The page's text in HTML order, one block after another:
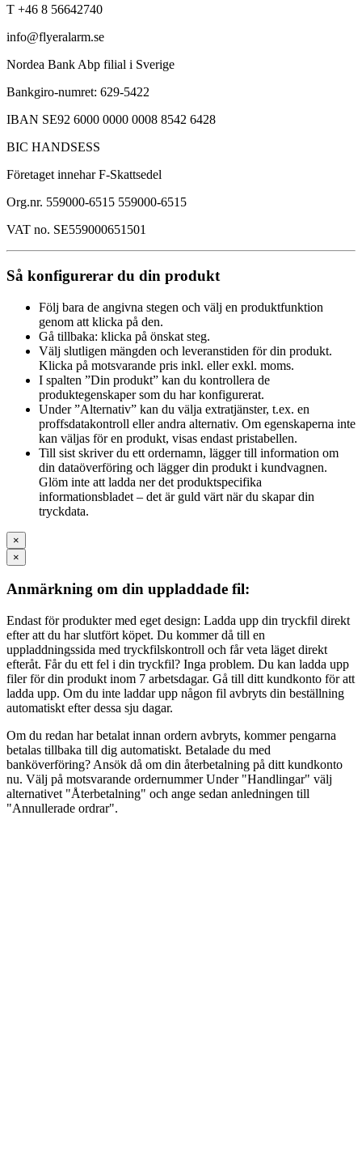
T +46 8 56642740
info@flyeralarm.se
Nordea Bank Abp filial i Sverige
Bankgiro-numret: 629-5422
IBAN SE92 6000 0000 0008 8542 6428
BIC HANDSESS
Företaget innehar F-Skattsedel
Org.nr. 559000-6515 559000-6515
VAT no. SE559000651501
Så konfigurerar du din produkt
Följ bara de angivna stegen och välj en produktfunktion
genom att klicka på den.
Gå tillbaka: klicka på önskat steg.
Välj slutligen mängden och leveranstiden för din produkt.
Klicka på motsvarande pris inkl. eller exkl. moms.
I spalten ”Din produkt” kan du kontrollera de
produktegenskaper som du har konfigurerat.
Under ”Alternativ” kan du välja extratjänster, t.ex. en
proffsdatakontroll eller andra alternativ. Om egenskaperna inte
kan väljas för en produkt, visas endast pristabellen.
Till sist skriver du ett ordernamn, lägger till information om
din dataöverföring och lägger din produkt i kundvagnen.
Glöm inte att ladda ner det produktspecifika
informationsbladet – det är guld värt när du skapar din
tryckdata.
×
×
Anmärkning om din uppladdade fil:
Endast för produkter med eget design: Ladda upp din tryckfil direkt
efter att du har slutfört köpet. Du kommer då till en
uppladdningssida med tryckfilskontroll och får veta läget direkt
efteråt. Får du ett fel i din tryckfil? Inga problem. Du kan ladda upp
filer för din produkt inom 7 arbetsdagar. Gå till ditt kundkonto för att
ladda upp. Om du inte laddar upp någon fil avbryts din beställning
automatiskt efter dessa sju dagar.
Om du redan har betalat innan ordern avbryts, kommer pengarna
betalas tillbaka till dig automatiskt. Betalade du med
banköverföring? Ansök då om din återbetalning på ditt kundkonto
nu. Välj på motsvarande ordernummer Under "Handlingar" välj
alternativet "Återbetalning" och ange sedan anledningen till
"Annullerade ordrar".